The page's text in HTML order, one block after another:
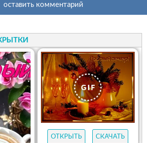
оставить комментарий
ОТКРЫТЬ СКАЧАТЬ